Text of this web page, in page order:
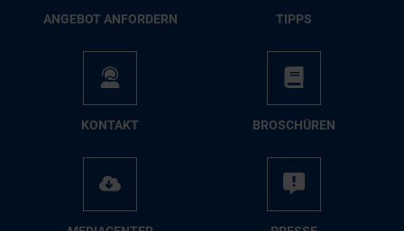
AN­GE­BOT AN­FOR­DERN TIPPS
KON­TAKT BRO­SCHÜ­REN